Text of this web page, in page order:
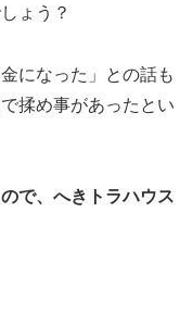
ょう？
になった」との話も
揉め事があったとい
で、へきトラハウス